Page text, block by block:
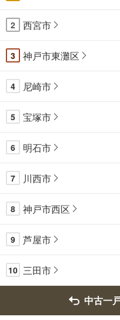
2 西宮市
3 神戸市東灘区
4 尼崎市
5 宝塚市
6 明石市
7 川西市
8 神戸市西区
9 芦屋市
10 三田市
中古一